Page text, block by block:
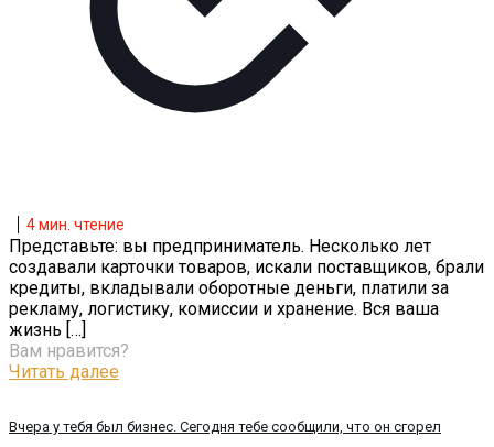
Вчера у тебя был бизнес. Сегодня тебе сообщили, что он сгорел
4мин. чтение
Представьте: вы предприниматель. Несколько лет
создавали карточки товаров, искали поставщиков, брали
кредиты, вкладывали оборотные деньги, платили за
рекламу, логистику, комиссии и хранение. Вся ваша
жизнь […]
Вам нравится?
Читать далее